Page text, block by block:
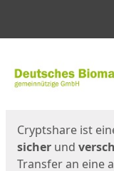
Cryptshare ist
sicher und
Transfer an eine